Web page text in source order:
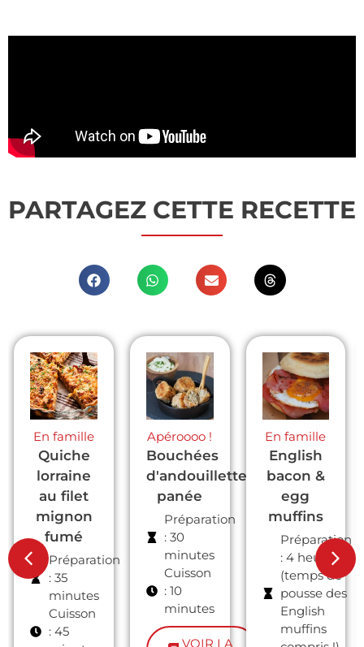
PARTAGEZ CETTE RECETTE
Apéroooo !
Bouchées
d'andouillette
panée
Préparation
: 30
minutes
Cuisson
: 10
minutes
VOIR LA
En famille
English
bacon &
egg
muffins
Préparation
: 4 heures
(temps de
pousse des
English
muffins
En famille
Parmentier
de
butternut
et
boudin
noir avec
Jow
Préparation
: 9 minutes
Cuisson